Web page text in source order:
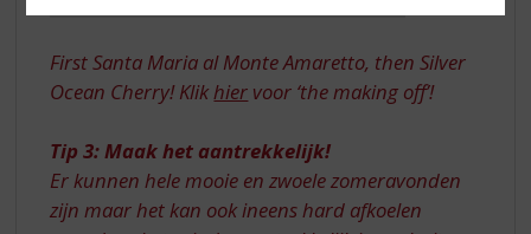
First Santa Maria al Monte Amaretto, then Silver
Ocean Cherry! Klikhier voor ‘the making off’!
Tip 3: Maak het aantrekkelijk!
Er kunnen hele mooie en zwoele zomeravonden
zijn maar het kan ook ineens hard afkoelen